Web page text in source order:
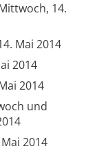
14.
Mai 2014
2014
2014
und
2014